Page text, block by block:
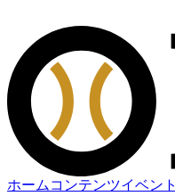
ホーム コンテンツイベント